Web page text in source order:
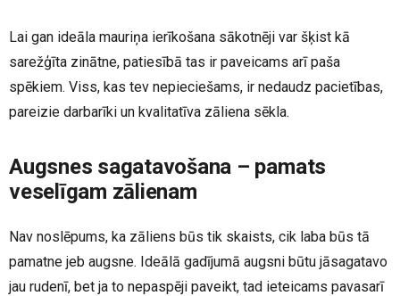
Lai gan ideāla mauriņa ierīkošana sākotnēji var šķist kā
sarežģīta zinātne, patiesībā tas ir paveicams arī paša
spēkiem. Viss, kas tev nepieciešams, ir nedaudz pacietības,
pareizie darbarīki un kvalitatīva zāliena sēkla.
Augsnes sagatavošana – pamats
veselīgam zālienam
Nav noslēpums, ka zāliens būs tik skaists, cik laba būs tā
pamatne jeb augsne. Ideālā gadījumā augsni būtu jāsagatavo
jau rudenī, bet ja to nepaspēji paveikt, tad ieteicams pavasarī